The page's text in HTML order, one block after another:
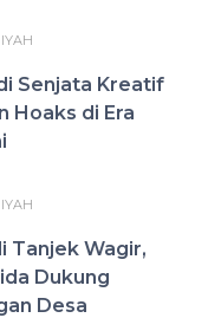
Senjata Kreatif
Hoaks di Era
Tanjek Wagir,
Dukung
Desa